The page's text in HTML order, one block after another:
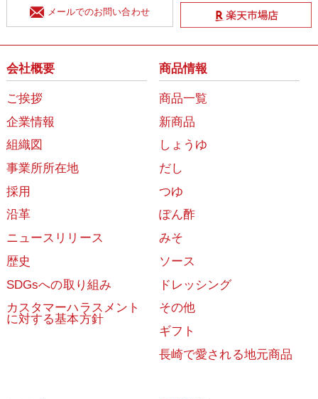
メールでのお問い合わせ
会社概要
ご挨拶
企業情報
組織図
事業所所在地
採用
沿革
ニュースリリース
歴史
SDGsへの取り組み
カスタマーハラスメント
に対する基本方針
商品情報
商品一覧
新商品
しょうゆ
だし
つゆ
ぽん酢
みそ
ソース
ドレッシング
その他
ギフト
長崎で愛される地元商品